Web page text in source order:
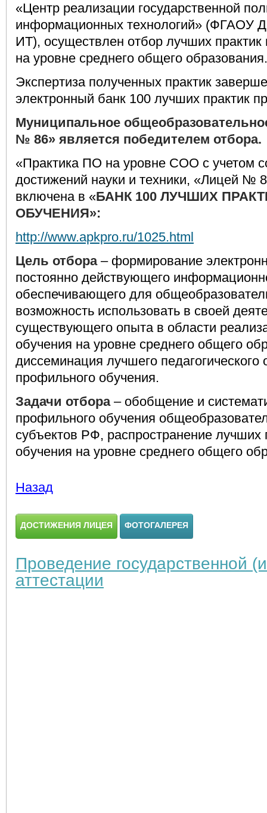
«Центр реализации государственной
информационных технологий»
ИТ), осуществлен отбор лучших
на уровне среднего общего образования.
Экспертиза полученных практик
электронный банк 100 лучших практик
Муниципальное
№ 86» является победителем отбора.
«Практика ПО на уровне СОО с учетом
достижений науки и техники, «Лицей №
включена в «БАНК 100 ЛУЧШИХ
ОБУЧЕНИЯ»:
http://www.apkpro.ru/1025.html
Цель отбора– формирование
постоянно действующего
обеспечивающего для
возможность использовать в своей
существующего опыта в области
обучения на уровне среднего общего
диссеминация лучшего педагогического
профильного обучения.
Задачи отбора– обобщение и
профильного обучения
субъектов РФ, распространение лучших
обучения на уровне среднего общего
Назад
ДОСТИЖЕНИЯ ЛИЦЕЯ ФОТОГАЛЕРЕЯ
Проведение государственной
аттестации